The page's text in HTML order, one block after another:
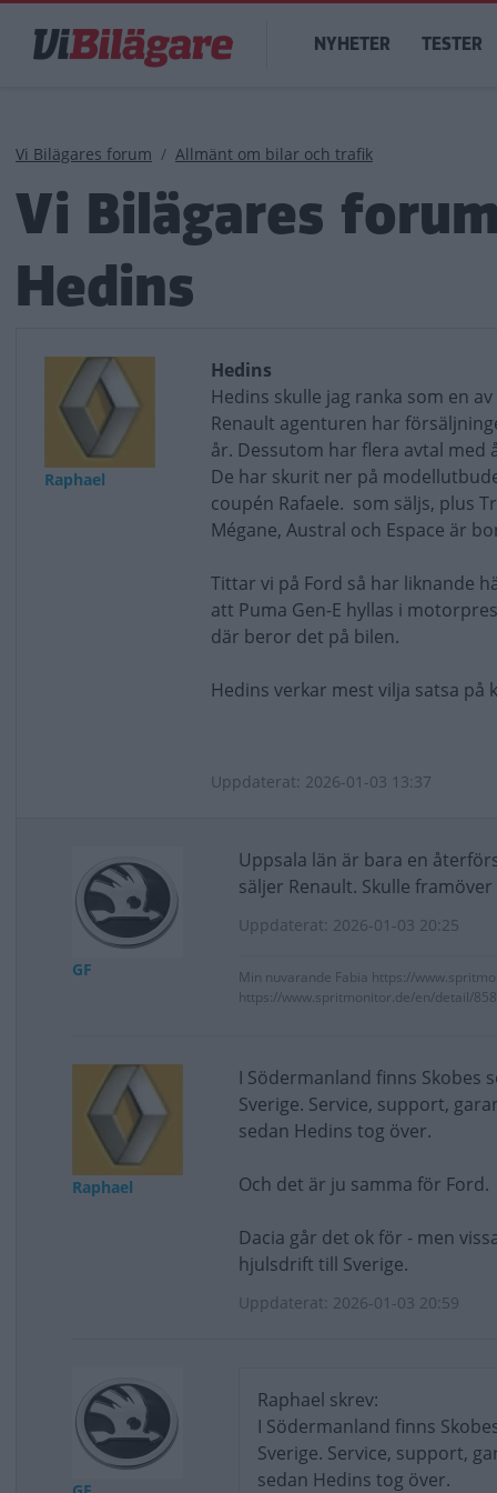
huvudinnehåll
Main
navigation
NYHETER TESTER
Länkstig
Vi Bilägares forum Allmänt om bilar och trafik
Vi Bilägares forum
Hedins
Raphael
Hedins
Hedins skulle jag ranka som en
Renault agenturen har
år. Dessutom har flera avtal med
De har skurit ner på
coupén Rafaele. som säljs, plus
Mégane, Austral och Espace är
Tittar vi på Ford så har liknande
att Puma Gen-E hyllas i
där beror det på bilen.
Hedins verkar mest vilja satsa på
Uppdaterat: 2026-01-03 13:37
GF
Uppsala län är bara en
säljer Renault. Skulle
Uppdaterat: 2026-01-03 20:25
Min nuvarande Fabia https://
https://www.spritmonitor.de/en/detail/
Raphael
I Södermanland finns Skobes
Sverige. Service, support,
sedan Hedins tog över.
Och det är ju samma för Ford.
Dacia går det ok för - men
hjulsdrift till Sverige.
Uppdaterat: 2026-01-03 20:59
Raphael skrev:
I Södermanland finns
Sverige. Service, support,
sedan Hedins tog över.